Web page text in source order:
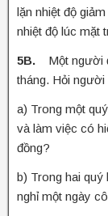
lặn nhiệt độ
nhiệt độ lúc mặt
5B. Một người
tháng. Hỏi người
a) Trong một
và làm việc có
đồng?
b) Trong hai
nghỉ một ngày